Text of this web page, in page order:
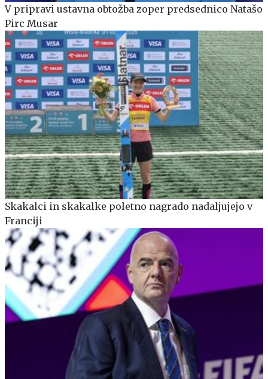
V pripravi ustavna obtožba zoper predsednico Natašo
Pirc Musar
Skakalci in skakalke poletno nagrado nadaljujejo v
Franciji